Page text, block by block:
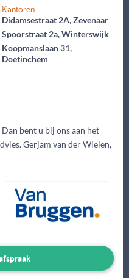
Kantoren
Didamsestraat 2A, Zevenaar
Spoorstraat 2a, Winterswijk
Koopmanslaan 31,
Doetinchem
bent u bij ons aan het
Gerjam van der Wielen,